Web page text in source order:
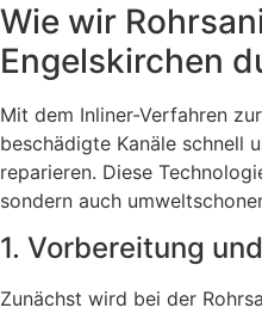
Wie wir
Engelskirchen
Mit dem Inliner-Verfahren
beschädigte Kanäle schnell
reparieren. Diese
sondern auch
1. Vorbereitung
Zunächst wird bei der